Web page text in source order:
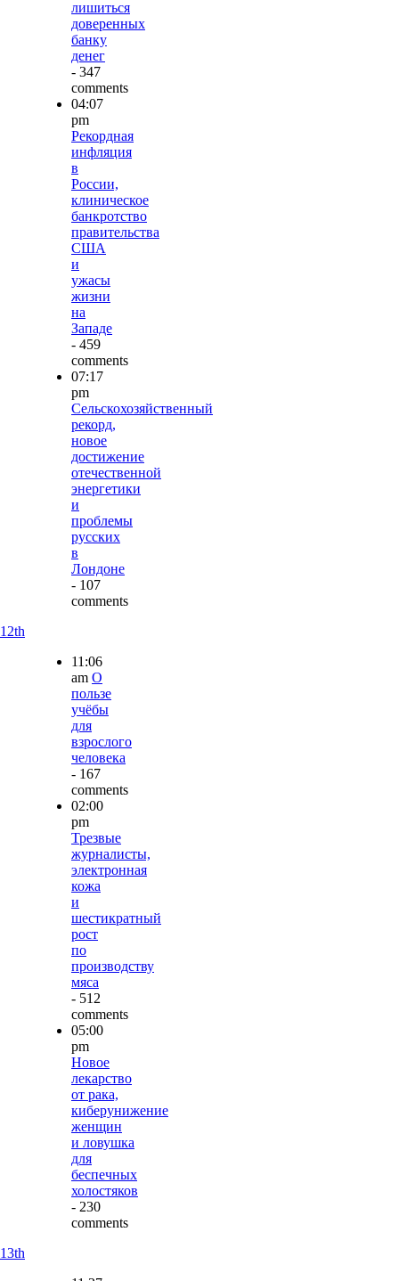
лишиться
доверенных
банку
денег
- 347
comments
04:07
pm
Рекордная
инфляция
в
России,
клиническое
банкротство
правительства
США
и
ужасы
жизни
на
Западе
- 459
comments
07:17
pm
Сельскохозяйственный
рекорд,
новое
достижение
отечественной
энергетики
и
проблемы
русских
в
Лондоне
- 107
comments
12th
11:06
am О
пользе
учёбы
для
взрослого
человека
- 167
comments
02:00
pm
Трезвые
журналисты,
электронная
кожа
и
шестикратный
рост
по
производству
мяса
- 512
comments
05:00
pm
Новое
лекарство
от рака,
киберунижение
женщин
и ловушка
для
беспечных
холостяков
- 230
comments
13th